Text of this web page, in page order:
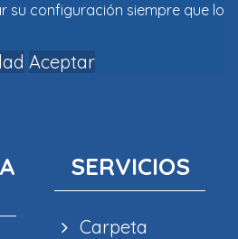
su configuración siempre que lo
Aceptar
SERVICIOS
Carpeta